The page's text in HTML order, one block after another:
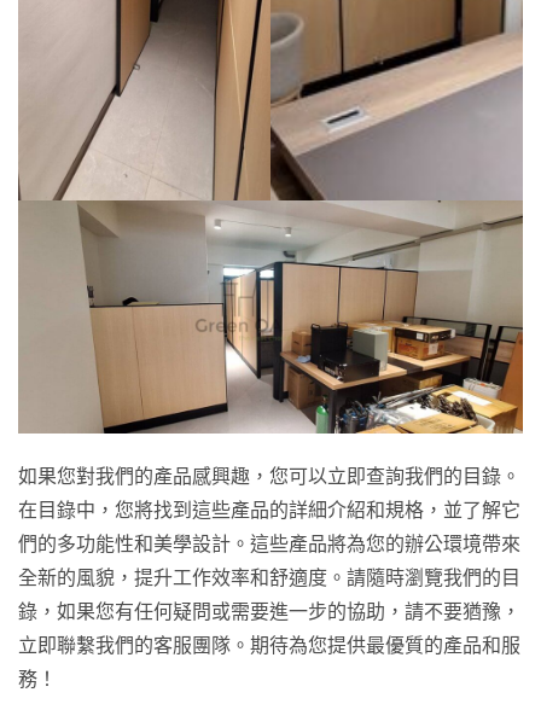
如果您對我們的產品感興趣，您可以立即查詢我們的目錄。
在目錄中，您將找到這些產品的詳細介紹和規格，並了解它
們的多功能性和美學設計。這些產品將為您的辦公環境帶來
全新的風貌，提升工作效率和舒適度。請隨時瀏覽我們的目
錄，如果您有任何疑問或需要進一步的協助，請不要猶豫，
立即聯繫我們的客服團隊。期待為您提供最優質的產品和服
務！